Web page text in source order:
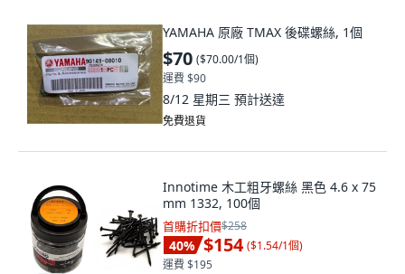
YAMAHA 原廠 TMAX 後碟螺絲, 1個
$70 ($70.00/1個)
運費 $90
8/12 星期三 預計送達
免費退貨
Innotime 木工粗牙螺絲 黑色 4.6 x 75
mm 1332, 100個
首購折扣價$258
40% $154 ($1.54/1個)
運費 $195